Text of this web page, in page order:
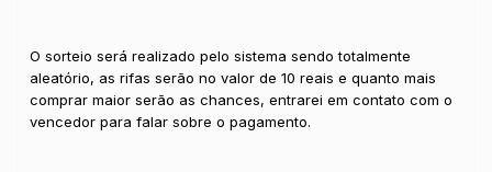
O sorteio será realizado pelo sistema sendo totalmente
aleatório, as rifas serão no valor de 10 reais e quanto mais
comprar maior serão as chances, entrarei em contato com o
vencedor para falar sobre o pagamento.